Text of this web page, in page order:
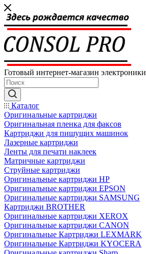
Готовый интернет-магазин электроники
Каталог
Оригинальные картриджи
Оригинальная пленка для факсов
Картриджи для пишущих машинок
Лазерные картриджи
Ленты для печати наклеек
Матричные картриджи
Струйные картриджи
Оригинальные картриджи HP
Оригинальные картриджи EPSON
Оригинальные картриджи SAMSUNG
Картриджи BROTHER
Оригинальные картриджи XEROX
Оригинальные картриджи CANON
Оригинальные Картриджи LEXMARK
Оригинальные Картриджи KYOCERA